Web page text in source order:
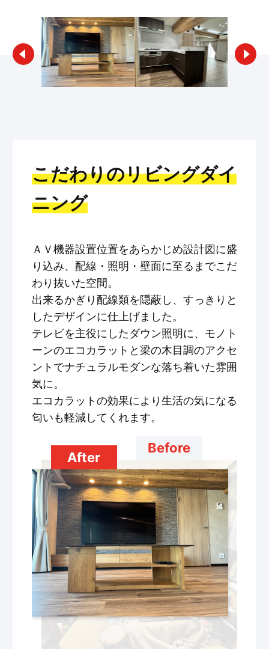
こだわりのリビングダイ
ニング
ＡＶ機器設置位置をあらかじめ設計図に盛
り込み、配線・照明・壁面に至るまでこだ
わり抜いた空間。
出来るかぎり配線類を隠蔽し、すっきりと
したデザインに仕上げました。
テレビを主役にしたダウン照明に、モノト
ーンのエコカラットと梁の木目調のアクセ
ントでナチュラルモダンな落ち着いた雰囲
気に。
エコカラットの効果により生活の気になる
匂いも軽減してくれます。
Before
After